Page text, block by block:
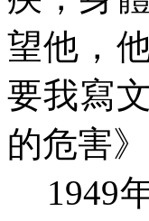
望他，
要我寫
的危害
1949